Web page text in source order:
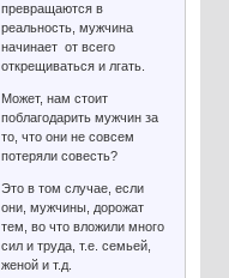
превращаются в
реальность, мужчина
начинает от всего
открещиваться и лгать.
Может, нам стоит
поблагодарить мужчин за
то, что они не совсем
потеряли совесть?
Это в том случае, если
они, мужчины, дорожат
тем, во что вложили много
сил и труда, т.е. семьей,
женой и т.д.